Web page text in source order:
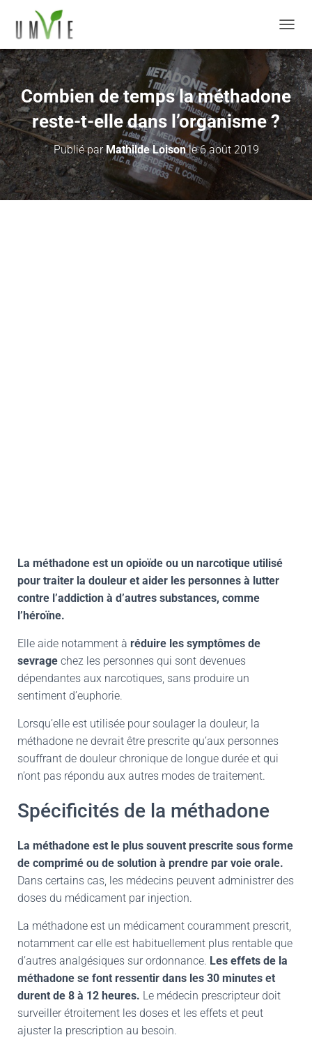
Combien de temps la méthadone
reste-t-elle dans l’organisme ?
Publié parMathilde Loisonle6 août 2019
La méthadone est un opioïde ou un narcotique utilisé
pour traiter la douleur et aider les personnes à lutter
contre l’addiction à d’autres substances, comme
l’héroïne.
Elle aide notamment à réduire les symptômes de
sevrage chez les personnes qui sont devenues
dépendantes aux narcotiques, sans produire un
sentiment d’euphorie.
Lorsqu’elle est utilisée pour soulager la douleur, la
méthadone ne devrait être prescrite qu’aux personnes
souffrant de douleur chronique de longue durée et qui
n’ont pas répondu aux autres modes de traitement.
Spécificités de la méthadone
La méthadone est le plus souvent prescrite sous forme
de comprimé ou de solution à prendre par voie orale.
Dans certains cas, les médecins peuvent administrer des
doses du médicament par injection.
La méthadone est un médicament couramment prescrit,
notamment car elle est habituellement plus rentable que
d’autres analgésiques sur ordonnance. Les effets de la
méthadone se font ressentir dans les 30 minutes et
durent de 8 à 12 heures. Le médecin prescripteur doit
surveiller étroitement les doses et les effets et peut
ajuster la prescription au besoin.